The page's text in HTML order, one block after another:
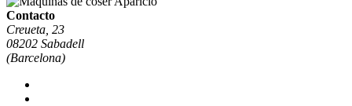
Contacto
Creueta, 23
08202 Sabadell
(Barcelona)